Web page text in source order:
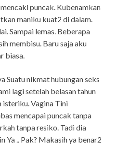
puncak. Kubenamkan
maniku kuat2 di dalam.
Sampai lemas. Beberapa
membisu. Baru saja aku
biasa.
Suatu nikmat hubungan seks
lagi setelah belasan tahun
isteriku. Vagina Tini
mencapai puncak tanpa
tanpa resiko. Tadi dia
Ya .. Pak? Makasih ya benar2